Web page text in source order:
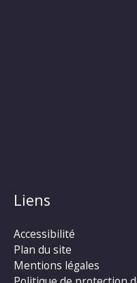
Liens
Accessibilité
Plan du site
Mentions légales